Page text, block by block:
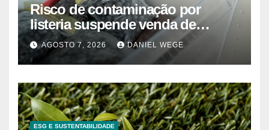
Risco de contaminação por
listeria suspende venda de
mirtilos em fábricas da América
do Norte – Mix Vale
AGOSTO 7, 2026 DANIEL WEGE
ESG E SUSTENTABILIDADE